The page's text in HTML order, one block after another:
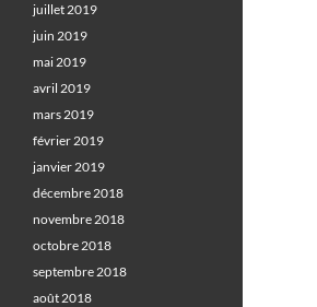
juillet 2019
juin 2019
mai 2019
avril 2019
mars 2019
février 2019
janvier 2019
décembre 2018
novembre 2018
octobre 2018
septembre 2018
août 2018